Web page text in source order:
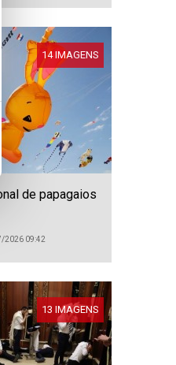
14 IMAGENS
de papagaios
2026 09:42
13 IMAGENS